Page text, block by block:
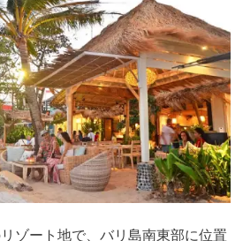
ゾート地で、バリ島南東部に位置